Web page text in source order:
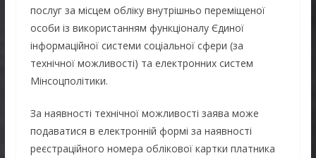
послуг за місцем обліку внутрішньо переміщеної
особи із використанням функціоналу Єдиної
інформаційної системи соціальної сфери (за
технічної можливості) та електронних систем
Мінсоцполітики.
За наявності технічної можливості заява може
подаватися в електронній формі за наявності
реєстраційного номера облікової картки платника